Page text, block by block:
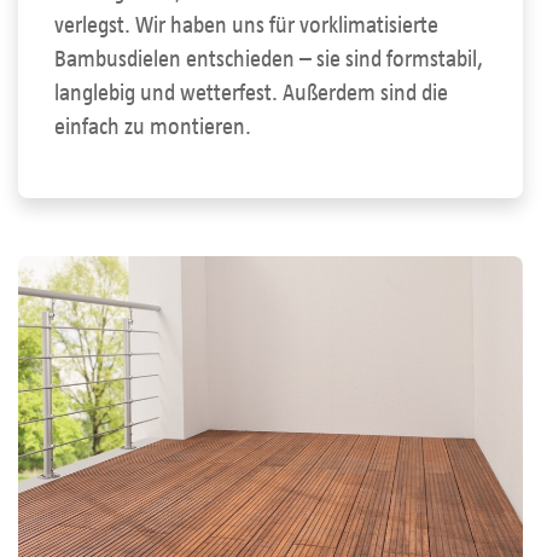
verlegst. Wir haben uns für vorklimatisierte
Bambusdielen entschieden – sie sind formstabil,
langlebig und wetterfest. Außerdem sind die
einfach zu montieren.